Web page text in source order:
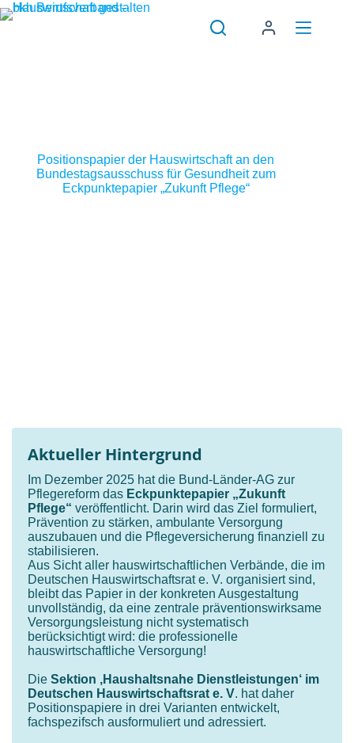
Zum
Inhalt
Positionspapier der Hauswirtschaft an den
Bundestagsausschuss für Gesundheit zum
Eckpunktepapier „Zukunft Pflege“
Aktueller Hintergrund
Im Dezember 2025 hat die Bund-Länder-AG zur
Pflegereform das Eckpunktepapier „Zukunft
Pflege“ veröffentlicht. Darin wird das Ziel formuliert,
Prävention zu stärken, ambulante Versorgung
auszubauen und die Pflegeversicherung finanziell zu
stabilisieren.
Aus Sicht aller hauswirtschaftlichen Verbände, die im
Deutschen Hauswirtschaftsrat e. V. organisiert sind,
bleibt das Papier in der konkreten Ausgestaltung
unvollständig, da eine zentrale präventionswirksame
Versorgungsleistung nicht systematisch
berücksichtigt wird: die professionelle
hauswirtschaftliche Versorgung!
Die Sektion ‚Haushaltsnahe Dienstleistungen‘ im
Deutschen Hauswirtschaftsrat e. V. hat daher
Positionspapiere in drei Varianten entwickelt,
fachspezifsch ausformuliert und adressiert.